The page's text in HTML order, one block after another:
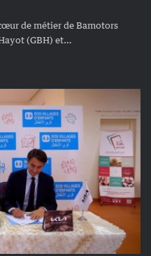
de métier de Bamotors
(GBH) et…